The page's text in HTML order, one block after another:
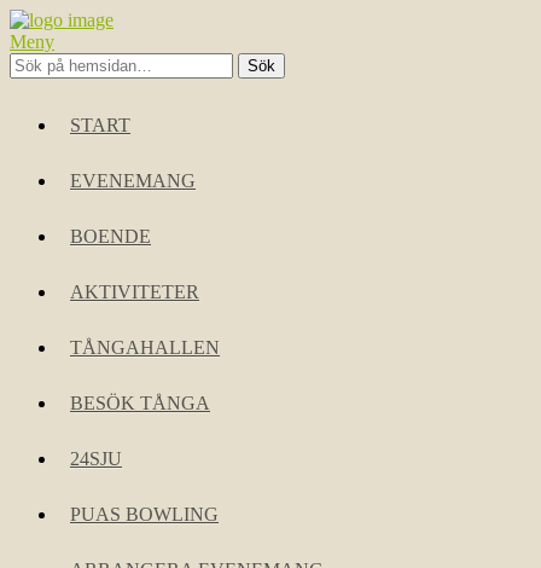
Meny
START
EVENEMANG
BOENDE
AKTIVITETER
TÅNGAHALLEN
BESÖK TÅNGA
24SJU
PUAS BOWLING